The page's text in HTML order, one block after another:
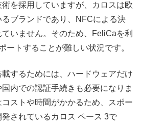
を採用していますが、カロスは欧
ブランドであり、NFCによる決
いません。そのため、FeliCaを利
ートすることが難しい状況です。
するためには、ハードウェアだけ
内での認証手続きも必要になりま
ストや時間がかかるため、スポー
されているカロス ペース 3で